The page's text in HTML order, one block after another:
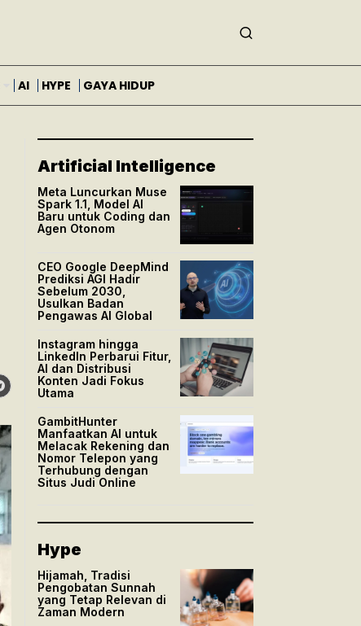
AI HYPE GAYA HIDUP
Artificial Intelligence
Meta Luncurkan Muse
Spark 1.1, Model AI
Baru untuk Coding dan
Agen Otonom
CEO Google DeepMind
Prediksi AGI Hadir
Sebelum 2030,
Usulkan Badan
Pengawas AI Global
Instagram hingga
LinkedIn Perbarui Fitur,
AI dan Distribusi
Konten Jadi Fokus
Utama
GambitHunter
Manfaatkan AI untuk
Melacak Rekening dan
Nomor Telepon yang
Terhubung dengan
Situs Judi Online
Hype
Hijamah, Tradisi
Pengobatan Sunnah
yang Tetap Relevan di
Zaman Modern